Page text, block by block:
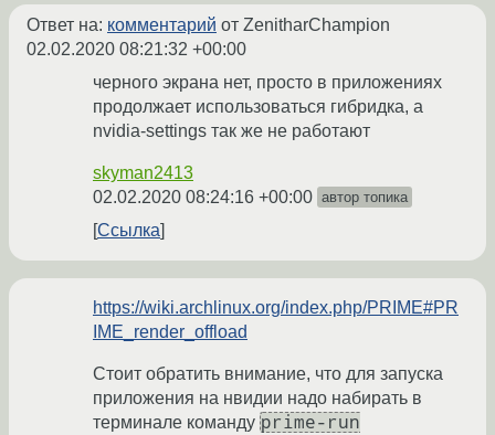
Ответ на: комментарий от ZenitharChampion
02.02.2020 08:21:32 +00:00
черного экрана нет, просто в приложениях
продолжает использоваться гибридка, а
nvidia-settings так же не работают
skyman2413
02.02.2020 08:24:16 +00:00 автор топика
Ссылка
https://wiki.archlinux.org/index.php/PRIME#PR
IME_render_offload
Стоит обратить внимание, что для запуска
приложения на нвидии надо набирать в
терминале команду prime-run